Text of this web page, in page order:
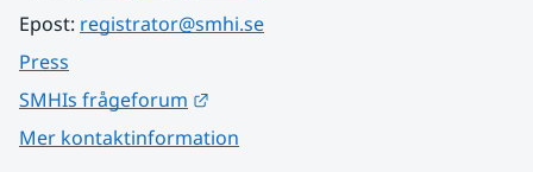
Epost: registrator@smhi.se
Press
SMHIs frågeforum
Mer kontaktinformation